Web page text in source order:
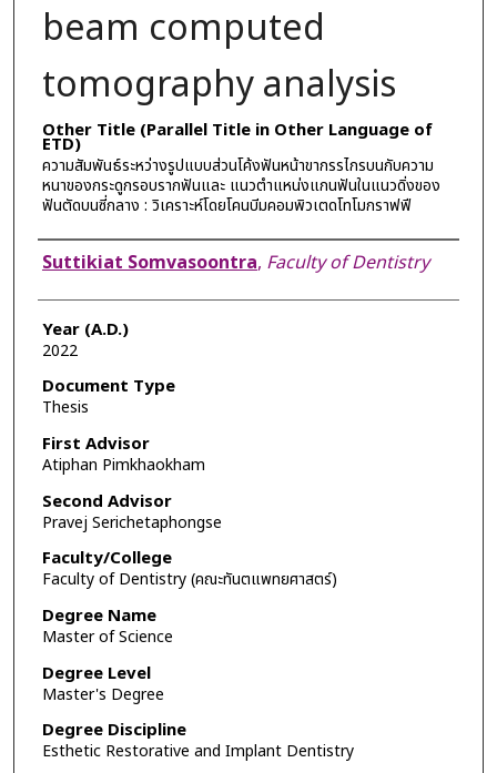
beam computed
tomography analysis
Other Title (Parallel Title in Other Language of
ETD)
ความสัมพันธ์ระหว่างรูปแบบส่วนโค้งฟันหน้าขากรรไกรบนกับความ
หนาของกระดูกรอบรากฟันและ แนวตำแหน่งแกนฟันในแนวดิ่งของ
ฟันตัดบนซี่กลาง : วิเคราะห์โดยโคนบีมคอมพิวเตดโทโมกราฟฟี
Author
Suttikiat Somvasoontra, Faculty of Dentistry
Year (A.D.)
2022
Document Type
Thesis
First Advisor
Atiphan Pimkhaokham
Second Advisor
Pravej Serichetaphongse
Faculty/College
Faculty of Dentistry (คณะทันตแพทยศาสตร์)
Degree Name
Master of Science
Degree Level
Master's Degree
Degree Discipline
Esthetic Restorative and Implant Dentistry